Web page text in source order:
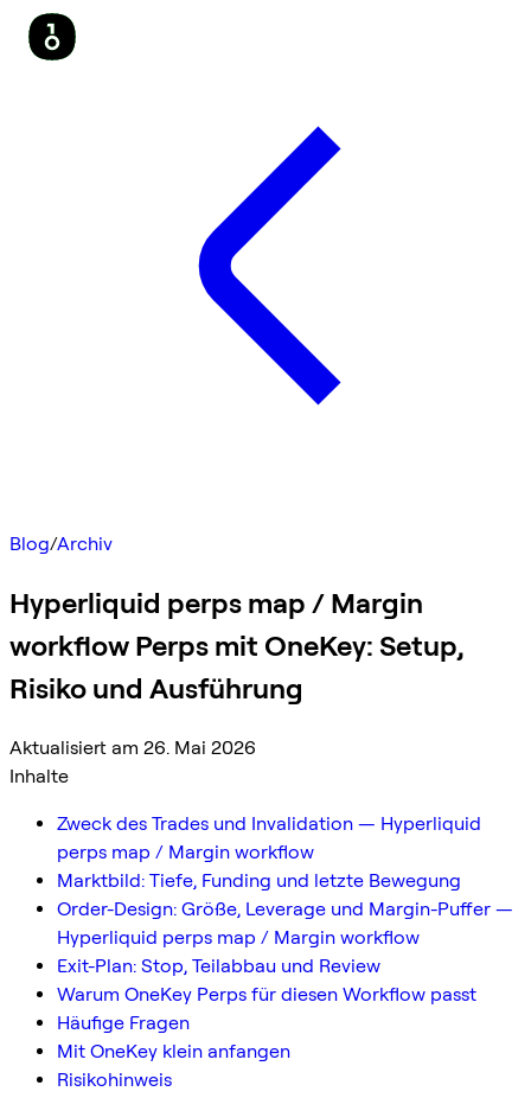
Blog/Archiv
Hyperliquid perps map / Margin
workflow Perps mit OneKey: Setup,
Risiko und Ausführung
Aktualisiert am 26. Mai 2026
Inhalte
Zweck des Trades und Invalidation — Hyperliquid
perps map / Margin workflow
Marktbild: Tiefe, Funding und letzte Bewegung
Order-Design: Größe, Leverage und Margin-Puffer —
Hyperliquid perps map / Margin workflow
Exit-Plan: Stop, Teilabbau und Review
Warum OneKey Perps für diesen Workflow passt
Häufige Fragen
Mit OneKey klein anfangen
Risikohinweis